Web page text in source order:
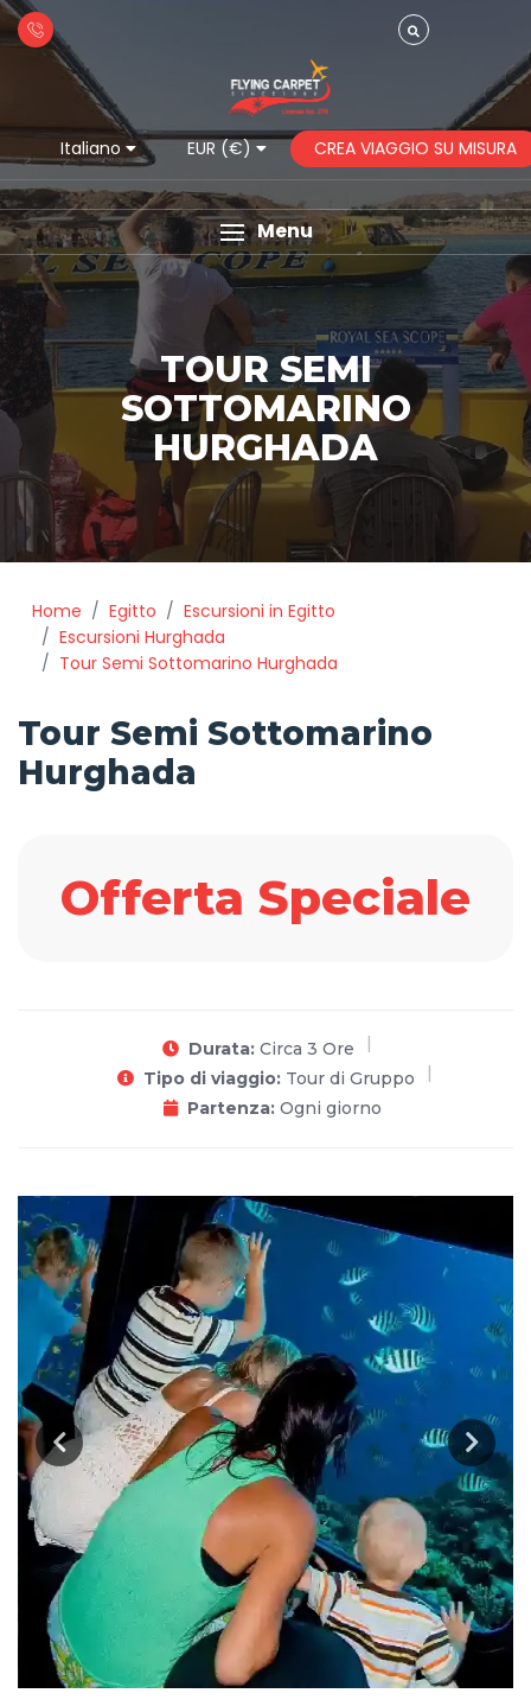
Italiano EUR (€) CREA VIAGGIO SU MISURA
Menu
TOUR SEMI
SOTTOMARINO
HURGHADA
Home Egitto
Escursioni in Egitto
Escursioni Hurghada
Tour Semi Sottomarino Hurghada
Tour Semi Sottomarino
Hurghada
Offerta Speciale
Durata: Circa 3 Ore
Tipo di viaggio: Tour di Gruppo
Partenza: Ogni giorno